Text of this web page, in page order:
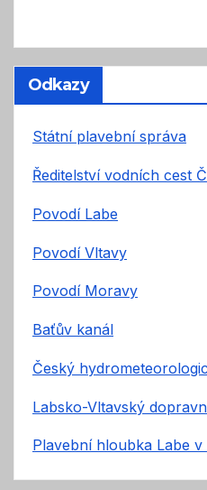
Odkazy
Státní plavební správa
Ředitelství vodních cest
Povodí Labe
Povodí Vltavy
Povodí Moravy
Baťův kanál
Český
Labsko-Vltavský
Plavební hloubka Labe